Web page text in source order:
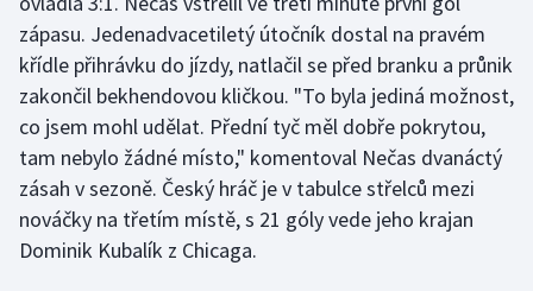
zápasu. Jedenadvacetiletý útočník dostal na pravém
křídle přihrávku do jízdy, natlačil se před branku a průnik
zakončil bekhendovou kličkou. "To byla jediná možnost,
co jsem mohl udělat. Přední tyč měl dobře pokrytou,
tam nebylo žádné místo," komentoval Nečas dvanáctý
zásah v sezoně. Český hráč je v tabulce střelců mezi
nováčky na třetím místě, s 21 góly vede jeho krajan
Dominik Kubalík z Chicaga.